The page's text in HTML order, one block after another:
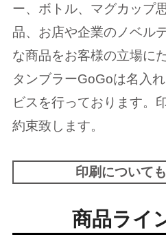
ー、ボトル、マグカップ
品、お店や企業のノベル
な商品をお客様の立場に
タンブラーGoGoは名入
ビスを行っております。
約束致します。
印刷について
商品ライ